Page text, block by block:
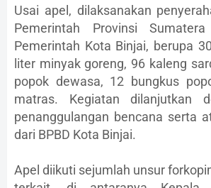
Usai apel, dilaksanakan
Pemerintah Provinsi
Pemerintah Kota Binjai, berupa
liter minyak goreng, 96 kaleng
popok dewasa, 12 bungkus
matras. Kegiatan dilanjutkan
penanggulangan bencana serta
dari BPBD Kota Binjai.
Apel diikuti sejumlah unsur